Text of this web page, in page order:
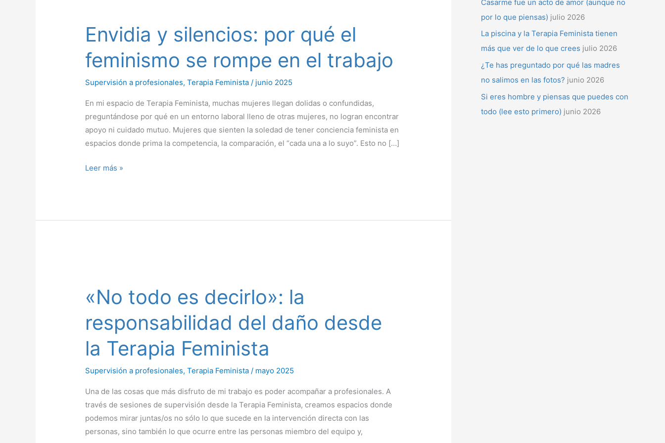
Envidia y silencios: por qué el
feminismo se rompe en el trabajo
Supervisión a profesionales,Terapia Feminista / junio 2025
En mi espacio de Terapia Feminista, muchas mujeres llegan dolidas o confundidas,
preguntándose por qué en un entorno laboral lleno de otras mujeres, no logran encontrar
apoyo ni cuidado mutuo. Mujeres que sienten la soledad de tener conciencia feminista en
espacios donde prima la competencia, la comparación, el “cada una a lo suyo”. Esto no […]
silencios:
por
qué
el
feminismo
en
el
trabajo
Leer más »
«No todo es decirlo»: la
responsabilidad del daño desde
la Terapia Feminista
Supervisión a profesionales,Terapia Feminista / mayo 2025
Una de las cosas que más disfruto de mi trabajo es poder acompañar a profesionales. A
través de sesiones de supervisión desde la Terapia Feminista, creamos espacios donde
podemos mirar juntas/os no sólo lo que sucede en la intervención directa con las
personas, sino también lo que ocurre entre las personas miembro del equipo y,
es
decirlo»:
la
responsabilidad
del
desde
la
Terapia
Feminista
Casarme fue un acto de amor (aunque no
por lo que piensas) julio 2026
La piscina y la Terapia Feminista tienen
más que ver de lo que crees julio 2026
¿Te has preguntado por qué las madres
no salimos en las fotos? junio 2026
Si eres hombre y piensas que puedes con
todo (lee esto primero) junio 2026